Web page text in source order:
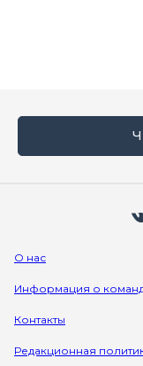
О нас
Информация о
Контакты
Редакционная